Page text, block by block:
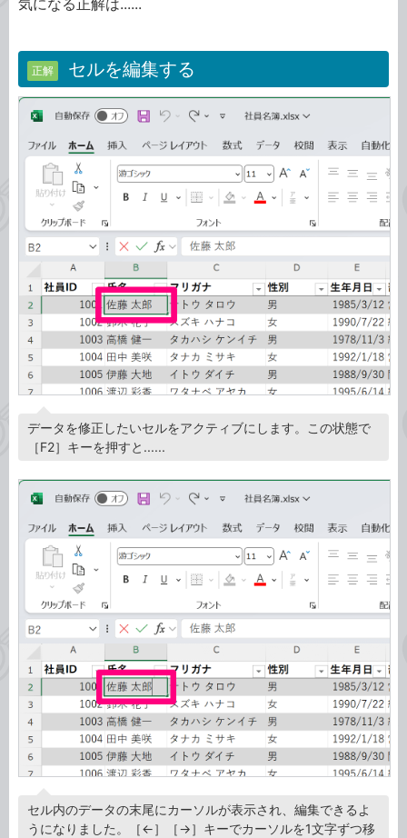
気になる正解は......
正解 セルを編集する
データを修正したいセルをアクティブにします。この状態で
［F2］キーを押すと......
セル内のデータの末尾にカーソルが表示され、編集できるよ
うになりました。［←］［→］キーでカーソルを1文字ずつ移